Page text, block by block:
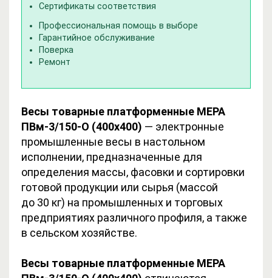
Сертификаты соответствия
Профессиональная помощь в выборе
Гарантийное обслуживание
Поверка
Ремонт
Весы товарные платформенные МЕРА
ПВм-3/150-О (400х400) — электронные
промышленные весы в настольном
исполнении, предназначенные для
определения массы, фасовки и сортировки
готовой продукции или сырья (массой
до 30 кг) на промышленных и торговых
предприятиях различного профиля, а также
в сельском хозяйстве.
Весы товарные платформенные МЕРА